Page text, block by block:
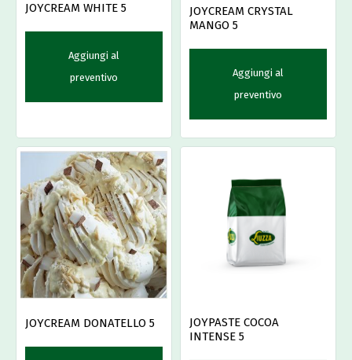
JOYCREAM WHITE 5
Aggiungi al
preventivo
JOYCREAM CRYSTAL
MANGO 5
Aggiungi al
preventivo
JOYCREAM DONATELLO 5
JOYPASTE COCOA
INTENSE 5